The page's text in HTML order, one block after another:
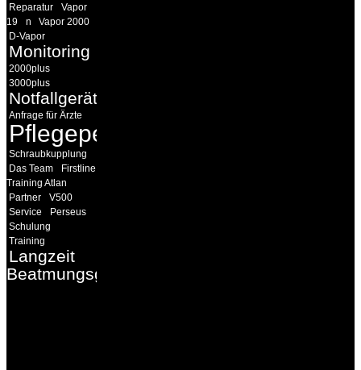
Reparatur
Vapor
19
n
Vapor 2000
D-Vapor
Monitoring
2000plus
3000plus
Notfallgeräte
Anfrage für Ärzte
Pflegepersonal
Schraubkupplung
Das Team
Firstline
Training Atlan
Partner
V500
Service
Perseus
Schulung
Training
Langzeit
Beatmungsgeräte